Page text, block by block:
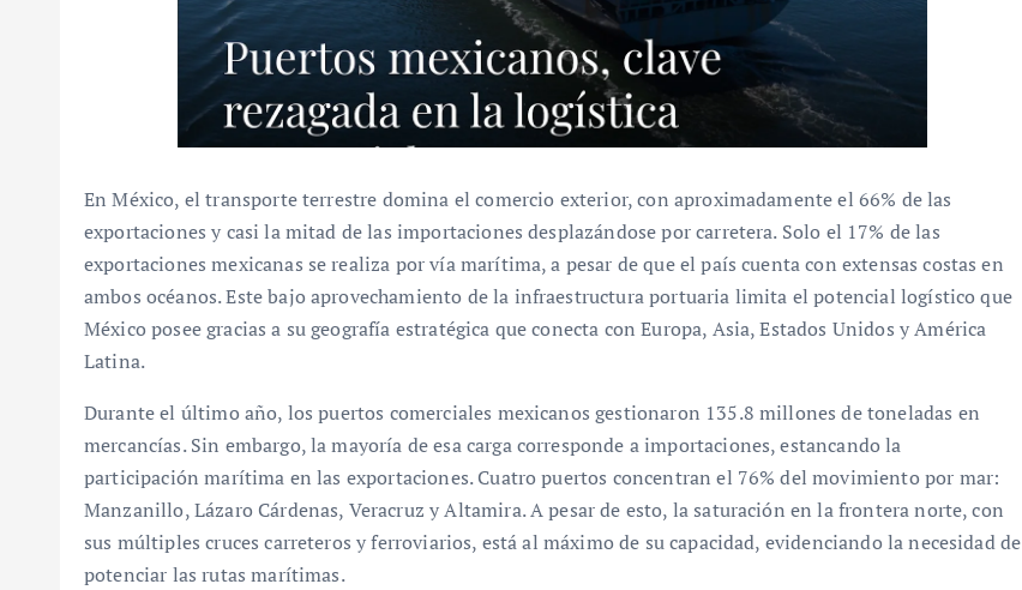
En México, el transporte terrestre domina el comercio exterior, con aproximadamente el 66% de las
exportaciones y casi la mitad de las importaciones desplazándose por carretera. Solo el 17% de las
exportaciones mexicanas se realiza por vía marítima, a pesar de que el país cuenta con extensas costas en
ambos océanos. Este bajo aprovechamiento de la infraestructura portuaria limita el potencial logístico que
México posee gracias a su geografía estratégica que conecta con Europa, Asia, Estados Unidos y América
Latina.
Durante el último año, los puertos comerciales mexicanos gestionaron 135.8 millones de toneladas en
mercancías. Sin embargo, la mayoría de esa carga corresponde a importaciones, estancando la
participación marítima en las exportaciones. Cuatro puertos concentran el 76% del movimiento por mar:
Manzanillo, Lázaro Cárdenas, Veracruz y Altamira. A pesar de esto, la saturación en la frontera norte, con
sus múltiples cruces carreteros y ferroviarios, está al máximo de su capacidad, evidenciando la necesidad de
potenciar las rutas marítimas.